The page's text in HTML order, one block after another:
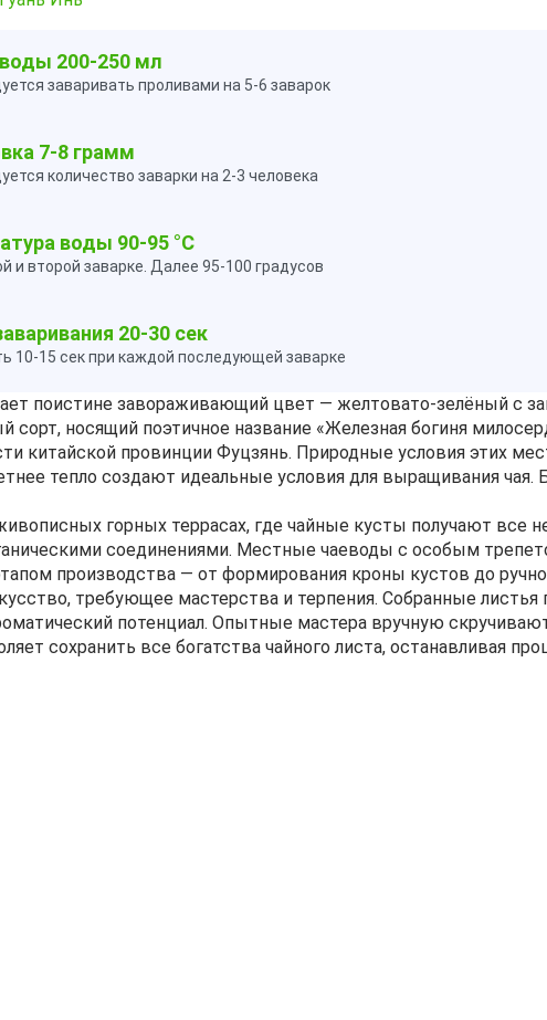
200-250 мл
заваривать проливами на 5-6 заварок
7-8 грамм
количество заварки на 2-3 человека
воды 90-95 °C
и второй заварке. Далее 95-100 градусов
20-30 сек
10-15 сек при каждой последующей заварке
поистине завораживающий цвет — желтовато-зелёный с
сорт, носящий поэтичное название «Железная богиня
китайской провинции Фуцзянь. Природные условия этих
тепло создают идеальные условия для выращивания
горных террасах, где чайные кусты получают
соединениями. Местные чаеводы с особым
производства — от формирования кроны кустов до
требующее мастерства и терпения. Собранные
потенциал. Опытные мастера вручную
сохранить все богатства чайного листа, останавливая